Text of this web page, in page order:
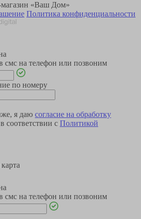
«Ваш Дом»
Политика конфиденциальности
на телефон или позвоним
по номеру
я даю согласие на обработку
в соответствии с Политикой
на телефон или позвоним